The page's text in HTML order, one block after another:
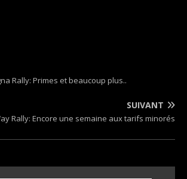
Rally: Primes et beaucoup plus..
SUIVANT
Rally: Encore une semaine aux tarifs minorés